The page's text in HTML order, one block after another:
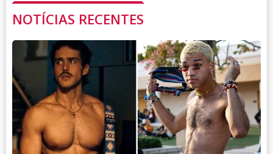
NOTÍCIAS RECENTES